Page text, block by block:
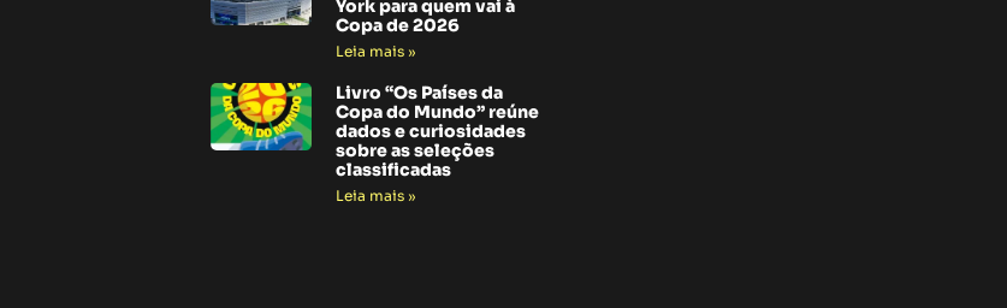
York para quem vai à
Copa de 2026
Leia mais »
Livro “Os Países da
Copa do Mundo” reúne
dados e curiosidades
sobre as seleções
classificadas
Leia mais »